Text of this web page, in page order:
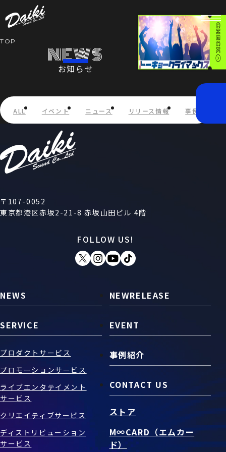
SNS
お問い合わせ
NEWS
SERVICE
COMPANY
STORE
TOP
NEWS
お知らせ
ALL イベント ニュース リリース情報 事例紹介
〒107-0052
東京都港区赤坂2-21-8 赤坂山田ビル 4階
FOLLOW US!
NEWS
SERVICE
プロダクトサービス
プロモーションサービス
ライブエンタテイメント
サービス
クリエイティブサービス
ディストリビューション
サービス
NEWRELEASE
EVENT
事例紹介
CONTACT US
ストア
M∞CARD（エムカー
ド）